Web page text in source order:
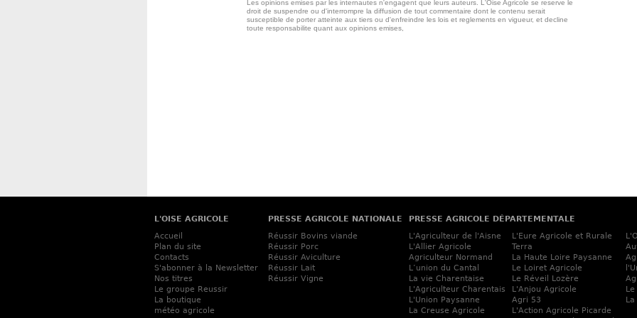
Les opinions emises par les internautes n'engagent que leurs auteurs. L'Oise Agricole se reserve le
droit de suspendre ou d'interrompre la diffusion de tout commentaire dont le contenu serait
susceptible de porter atteinte aux tiers ou d'enfreindre les lois et reglements en vigueur, et decline
toute responsabilite quant aux opinions emises,
L'OISE AGRICOLE
Accueil
Plan du site
Contacts
S'abonner à la Newsletter
Nos titres
Le groupe Reussir
La boutique
météo agricole
PRESSE AGRICOLE NATIONALE
Réussir Bovins viande
Réussir Porc
Réussir Aviculture
Réussir Lait
Réussir Vigne
PRESSE AGRICOLE DÉPARTEMENTALE
L'Agriculteur de l'Aisne
L'Allier Agricole
Agriculteur Normand
L’union du Cantal
La vie Charentaise
L'Agriculteur Charentais
L'Union Paysanne
La Creuse Agricole
L'Eure Agricole et Rurale
Terra
La Haute Loire Paysanne
Le Loiret Agricole
Le Réveil Lozère
L'Anjou Agricole
Agri 53
L'Action Agricole Picarde